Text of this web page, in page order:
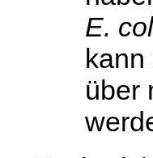
E.
kann
über